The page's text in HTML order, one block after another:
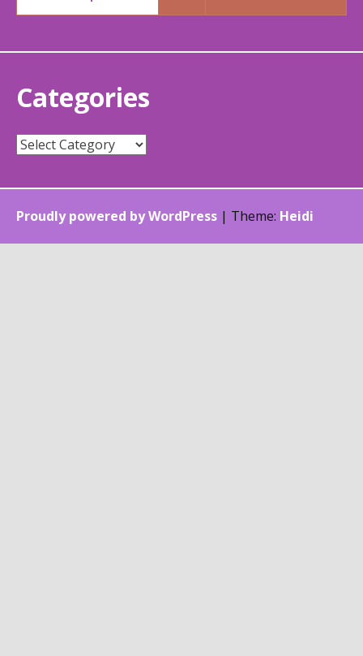
Categories
Categories
Proudly powered by WordPress | Theme: Heidi